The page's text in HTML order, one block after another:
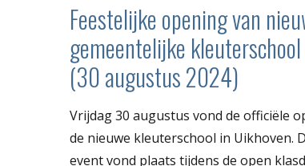
Feestelijke opening van
gemeentelijke
(30 augustus 2024)
Vrijdag 30 augustus vond de officiële
de nieuwe kleuterschool in Uikhoven.
event vond plaats tijdens de open